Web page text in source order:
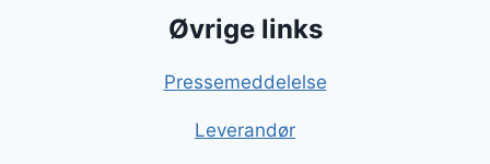
Øvrige links
Pressemeddelelse
Leverandør